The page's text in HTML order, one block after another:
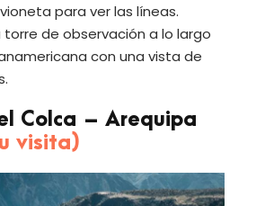
para ver las líneas.
torre de observación a lo largo
con una vista de
Colca – Arequipa
visita)